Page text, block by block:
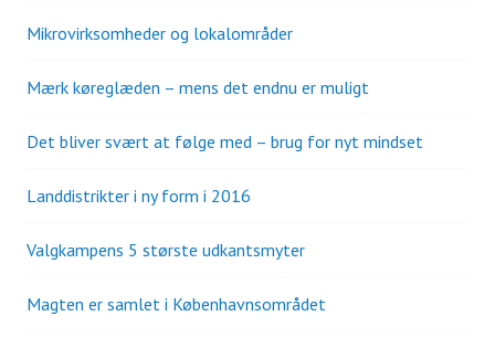
Mikrovirksomheder og lokalområder
Mærk køreglæden – mens det endnu er muligt
Det bliver svært at følge med – brug for nyt mindset
Landdistrikter i ny form i 2016
Valgkampens 5 største udkantsmyter
Magten er samlet i Københavnsområdet